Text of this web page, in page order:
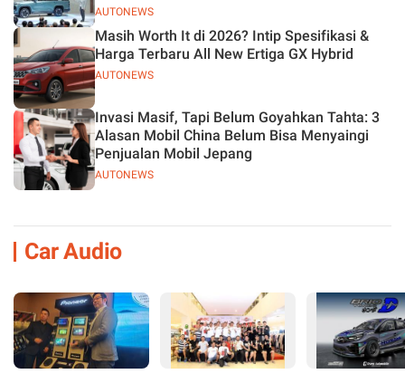
AUTONEWS
AUTONEWS
Masih Worth It di 2026? Intip Spesifikasi &
Harga Terbaru All New Ertiga GX Hybrid
AUTONEWS
Invasi Masif, Tapi Belum Goyahkan Tahta: 3
Alasan Mobil China Belum Bisa Menyaingi
Penjualan Mobil Jepang
Car Audio